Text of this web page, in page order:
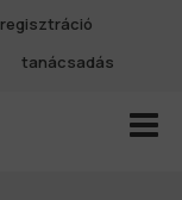
regisztráció
tanácsadás